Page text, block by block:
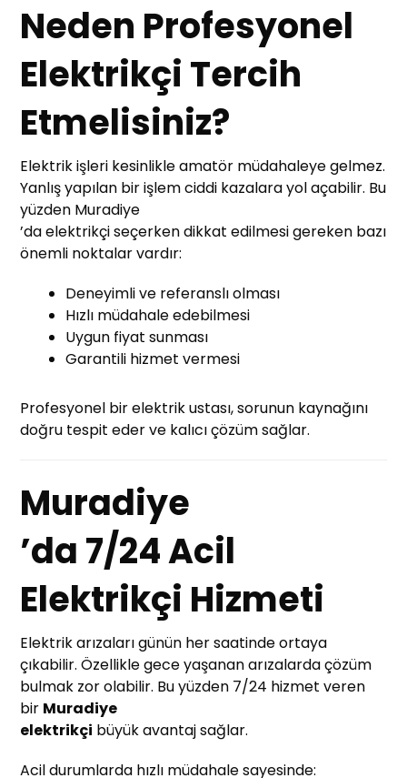
Neden Profesyonel
Elektrikçi Tercih
Etmelisiniz?
Elektrik işleri kesinlikle amatör müdahaleye gelmez.
Yanlış yapılan bir işlem ciddi kazalara yol açabilir. Bu
yüzden Muradiye
’da elektrikçi seçerken dikkat edilmesi gereken bazı
önemli noktalar vardır:
Deneyimli ve referanslı olması
Hızlı müdahale edebilmesi
Uygun fiyat sunması
Garantili hizmet vermesi
Profesyonel bir elektrik ustası, sorunun kaynağını
doğru tespit eder ve kalıcı çözüm sağlar.
Muradiye
’da 7/24 Acil
Elektrikçi Hizmeti
Elektrik arızaları günün her saatinde ortaya
çıkabilir. Özellikle gece yaşanan arızalarda çözüm
bulmak zor olabilir. Bu yüzden 7/24 hizmet veren
bir Muradiye
elektrikçi büyük avantaj sağlar.
Acil durumlarda hızlı müdahale sayesinde: